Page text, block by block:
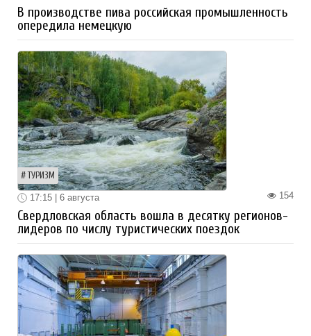
В производстве пива российская промышленность
опередила немецкую
ТУРИЗМ
154
17:15 | 6 августа
Свердловская область вошла в десятку регионов-
лидеров по числу туристических поездок